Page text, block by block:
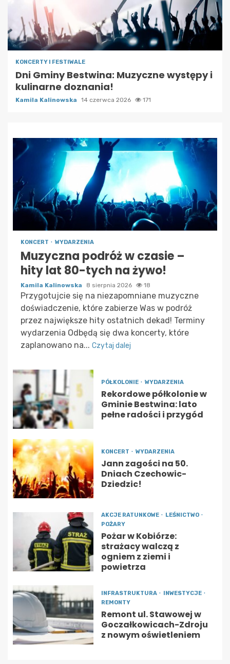
KONCERTY I FESTIWALE
Dni Gminy Bestwina: Muzyczne występy i
kulinarne doznania!
Kamila Kalinowska 14 czerwca 2026 171
KONCERT WYDARZENIA
Muzyczna podróż w czasie –
hity lat 80-tych na żywo!
Kamila Kalinowska 8 sierpnia 2026 18
Przygotujcie się na niezapomniane muzyczne
doświadczenie, które zabierze Was w podróż
przez największe hity ostatnich dekad! Terminy
wydarzenia Odbędą się dwa koncerty, które
zaplanowano na... Czytaj dalej
PÓŁKOLONIE WYDARZENIA
Rekordowe półkolonie w
Gminie Bestwina: lato
pełne radości i przygód
KONCERT WYDARZENIA
Jann zagości na 50.
Dniach Czechowic-
Dziedzic!
AKCJE RATUNKOWE
LEŚNICTWO
POŻARY
Pożar w Kobiórze:
strażacy walczą z
ogniem z ziemi i
powietrza
INFRASTRUKTURA
INWESTYCJE
REMONTY
Remont ul. Stawowej w
Goczałkowicach-Zdroju
z nowym oświetleniem